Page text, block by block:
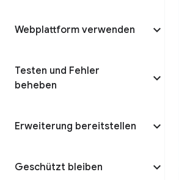
Webplattform verwenden
Testen und Fehler
beheben
Erweiterung bereitstellen
Geschützt bleiben